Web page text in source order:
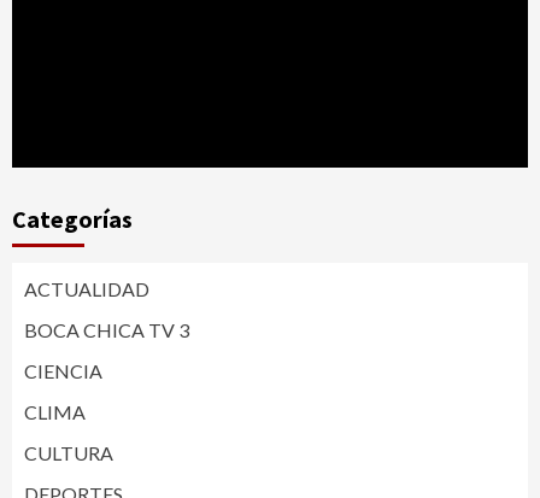
Categorías
ACTUALIDAD
BOCA CHICA TV 3
CIENCIA
CLIMA
CULTURA